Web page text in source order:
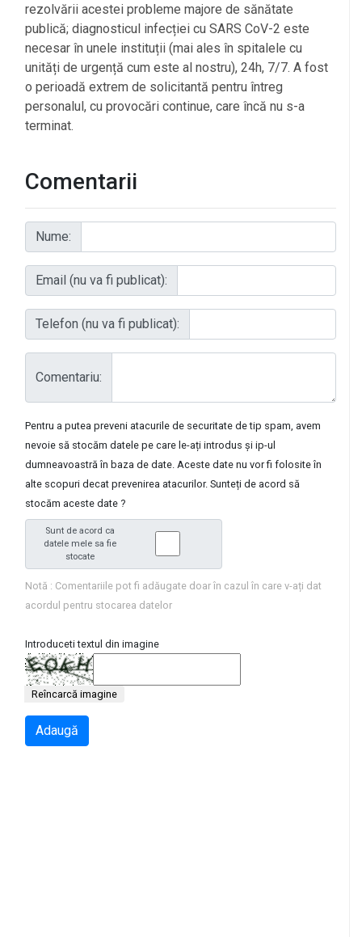
rezolvării acestei probleme majore de sănătate
publică; diagnosticul infecției cu SARS CoV-2 este
necesar în unele instituții (mai ales în spitalele cu
unități de urgență cum este al nostru), 24h, 7/7. A fost
o perioadă extrem de solicitantă pentru întreg
personalul, cu provocări continue, care încă nu s-a
terminat.
Comentarii
Nume:
Email (nu va fi publicat):
Telefon (nu va fi publicat):
Comentariu:
Pentru a putea preveni atacurile de securitate de tip spam, avem
nevoie să stocăm datele pe care le-ați introdus și ip-ul
dumneavoastră în baza de date. Aceste date nu vor fi folosite în
alte scopuri decat prevenirea atacurilor. Sunteți de acord să
stocăm aceste date ?
Sunt de acord ca
datele mele sa fie
stocate
Notă : Comentariile pot fi adăugate doar în cazul în care v-ați dat
acordul pentru stocarea datelor
Introduceti textul din imagine
Reîncarcă imagine
Adaugă